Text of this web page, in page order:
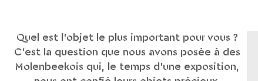
Quel est l’objet le plus important pour vous ?
C’est la question que nous avons posée à des
Molenbeekois qui, le temps d’une exposition,